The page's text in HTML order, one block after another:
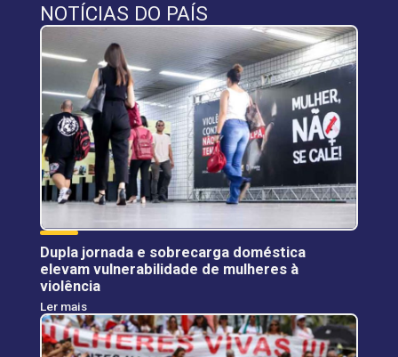
NOTÍCIAS DO PAÍS
Dupla jornada e sobrecarga doméstica
elevam vulnerabilidade de mulheres à
violência
Ler mais